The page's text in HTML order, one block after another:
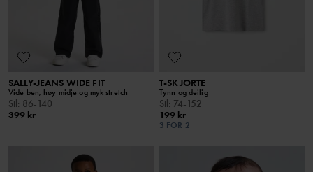
SALLY-JEANS WIDE FIT
Vide ben, høy midje og myk stretch
Stl: 86-140
399 kr
T-SKJORTE
Tynn og deilig
Stl: 74-152
199 kr
3 FOR 2